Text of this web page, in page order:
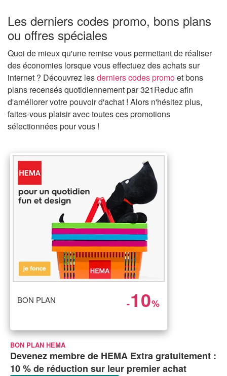
Les derniers codes promo, bons plans
ou offres spéciales
Quoi de mieux qu'une remise vous permettant de réaliser
des économies lorsque vous effectuez des achats sur
internet ? Découvrez lesderniers codes promoet bons
plans recensés quotidiennement par 321Reduc afin
d'améliorer votre pouvoir d'achat ! Alors n'hésitez plus,
faites-vous plaisir avec toutes ces promotions
sélectionnées pour vous !
BON PLAN -10%
BON PLAN HEMA
Devenez membre de HEMA Extra gratuitement :
10 % de réduction sur leur premier achat